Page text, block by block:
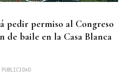
pedir permiso al Congreso
de baile en la Casa Blanca